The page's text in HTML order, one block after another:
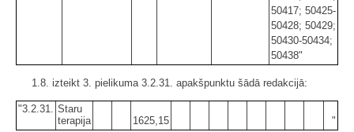
50417; 50425-
50428; 50429;
50430-50434;
50438"
1.8. izteikt 3. pielikuma 3.2.31. apakšpunktu šādā redakcijā:
"3.2.31.
Staru
terapija
1625,15 "